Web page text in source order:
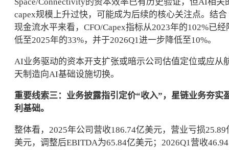
capex规模上升过快，可能成为后续的核心关注点。结合
现金流水平来看，CFO/Capex指标从2023年的102%已经
低至2025年的33%，并于2026Q1进一步降低至10%。
AI业务驱动的资本开支扩张或暗示公司估值定位或应从
天制造向AI基础设施切换。
重要线索三：业务披露指引定价“收入”，星链业务夯实
利基础。
整体看，2025年公司营收186.74亿美元，营业亏损25.89
美元，调整后EBITDA为65.84亿美元；2026Q1营收46.94